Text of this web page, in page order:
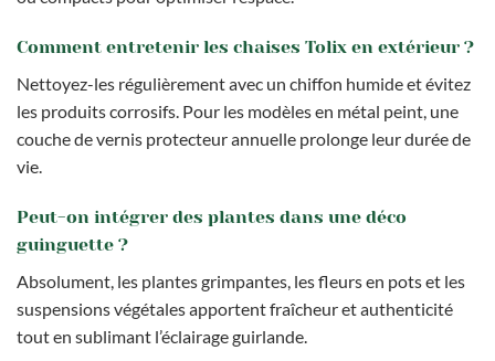
Comment entretenir les chaises Tolix en extérieur ?
Nettoyez-les régulièrement avec un chiffon humide et évitez
les produits corrosifs. Pour les modèles en métal peint, une
couche de vernis protecteur annuelle prolonge leur durée de
vie.
Peut-on intégrer des plantes dans une déco
guinguette ?
Absolument, les plantes grimpantes, les fleurs en pots et les
suspensions végétales apportent fraîcheur et authenticité
tout en sublimant l’éclairage guirlande.